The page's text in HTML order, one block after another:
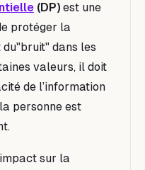
(DP) est une
protéger la
dans les
valeurs, il doit
de l’information
personne est
sur la